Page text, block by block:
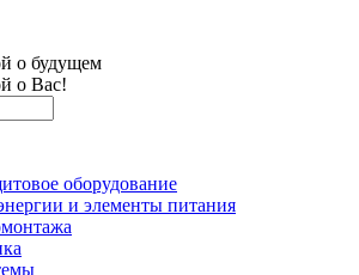
о будущем
о Вас!
оборудование
и элементы питания